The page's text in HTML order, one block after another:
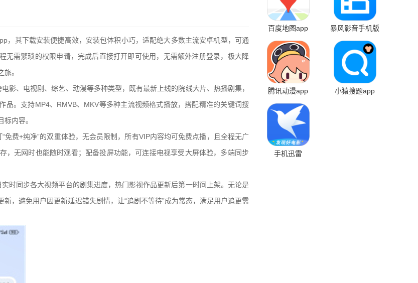
，其下载安装便捷高效，安装包体积小巧，适配绝大多数主流安卓机型，可通
无需繁琐的权限申请，完成后直接打开即可使用，无需额外注册登录，极大降
。
影、电视剧、综艺、动漫等多种类型，既有最新上线的院线大片、热播剧集，
品。支持MP4、RMVB、MKV等多种主流视频格式播放，搭配精准的关键词搜
内容。
免费+纯净”的双重体验，无会员限制，所有VIP内容均可免费点播，且全程无广
，无网时也能随时观看；配备投屏功能，可连接电视享受大屏体验，多端同步
时同步各大视频平台的剧集进度，热门影视作品更新后第一时间上架。无论是
，避免用户因更新延迟错失剧情，让“追剧不等待”成为常态，满足用户追更需
百度地图app 暴风影音手机版
腾讯动漫app 小猿搜题app
手机迅雷